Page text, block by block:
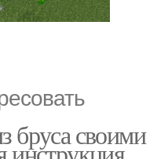
бруса своими